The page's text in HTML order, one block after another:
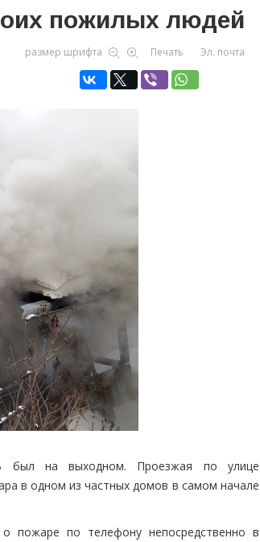
пожилых людей
размер шрифта Печать Эл. почта
был на выходном. Проезжая по улице
в одном из частных домов в самом начале
пожаре по телефону непосредственно в